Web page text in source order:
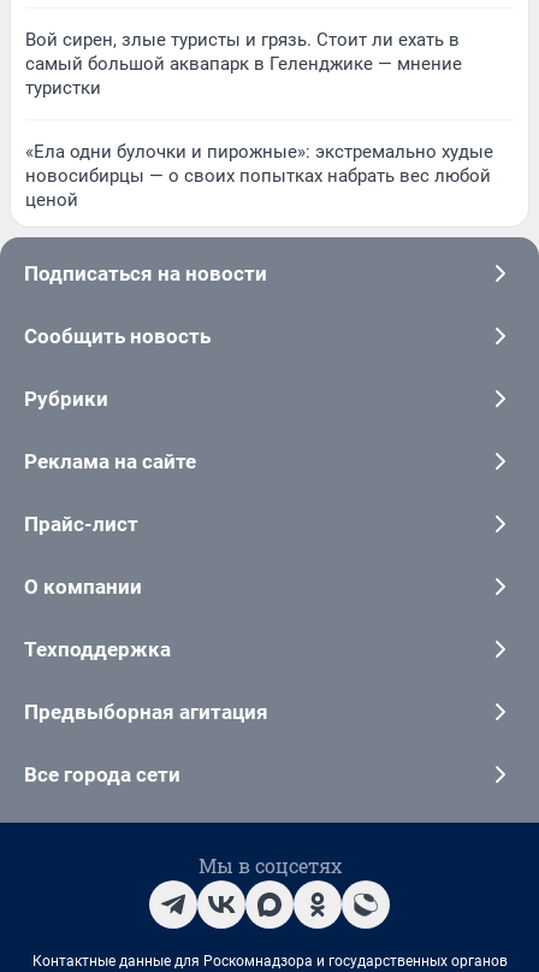
Вой сирен, злые туристы и грязь. Стоит ли ехать в
самый большой аквапарк в Геленджике — мнение
туристки
«Ела одни булочки и пирожные»: экстремально худые
новосибирцы — о своих попытках набрать вес любой
ценой
Подписаться на новости
Сообщить новость
Рубрики
Реклама на сайте
Прайс-лист
О компании
Техподдержка
Предвыборная агитация
Все города сети
Мы в соцсетях
Контактные данные для Роскомнадзора и государственных органов